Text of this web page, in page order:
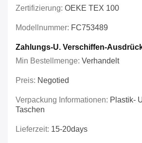
Zertifizierung: OEKE TEX 100
Modellnummer: FC753489
Zahlungs-U. Verschiffen-
Min Bestellmenge: Verhandelt
Preis: Negotied
Verpackung Informationen: Plastik-
Taschen
Lieferzeit: 15-20days